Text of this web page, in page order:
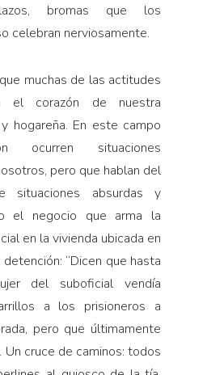
bromas que los
celebran nerviosamente.
muchas de las actitudes
el corazón de nuestra
hogareña. En este campo
ocurren situaciones
pero que hablan del
situaciones absurdas y
el negocio que arma la
en la vivienda ubicada en
“Dicen que hasta
del suboficial vendía
a los prisioneros a
pero que últimamente
Un cruce de caminos: todos